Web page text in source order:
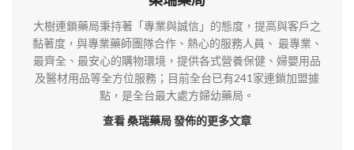
大樹連鎖藥局秉持著「專業與誠信」的態度，提高與客戶之
黏著度，與專業藥師團隊合作、熱心的服務人員、 最專業、
最齊全、最安心的購物環境，提供各式營養保健、婦嬰用品
及醫材用品等全方位服務；目前全台已有241家連鎖加盟據
點，是全台最大處方婦幼藥局。
查看 桑瑞藥局發佈的更多文章